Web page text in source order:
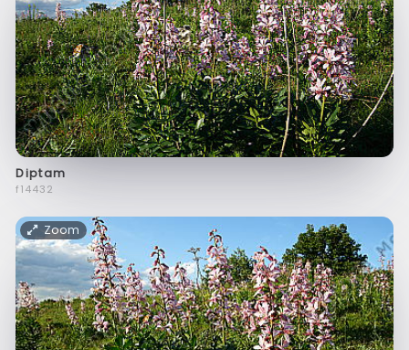
Diptam
f14432
Zoom